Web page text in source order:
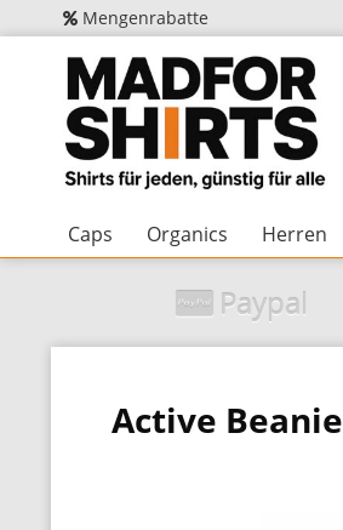
Mengenrabatte
Caps Organics Herren
Paypal
Active Beanie